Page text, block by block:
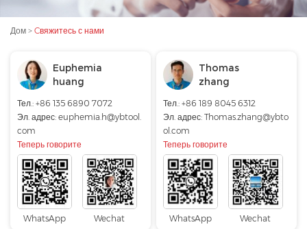
Дом > Cвяжитесь с нами
Euphemia
huang
Тел.: +86 135 6890 7072
Эл. адрес: euphemia.h@ybtool.
com
Теперь говорите
WhatsApp Wechat
Thomas
zhang
Тел.: +86 189 8045 6312
Эл. адрес:Thomas.zhang@ybto
ol.com
Теперь говорите
WhatsApp Wechat